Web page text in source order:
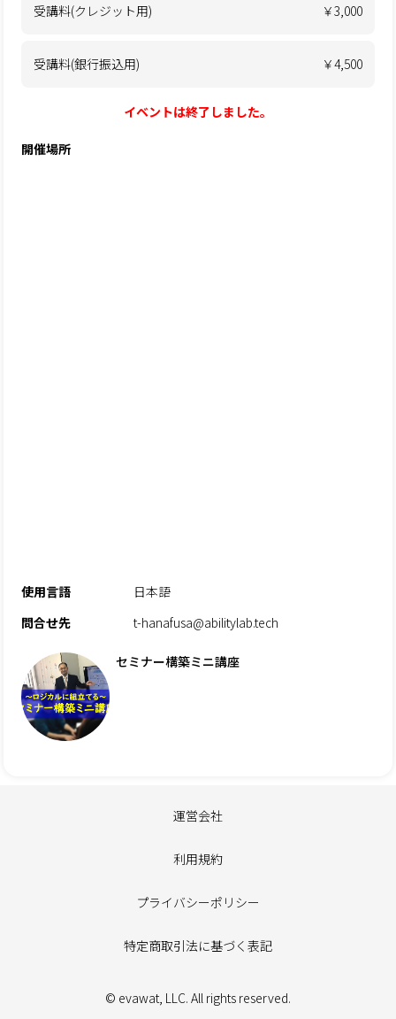
受講料(クレジット用) ￥3,000
受講料(銀行振込用) ￥4,500
イベントは終了しました。
開催場所
使用言語
日本語
問合せ先
t-hanafusa@abilitylab.tech
セミナー構築ミニ講座
運営会社
利用規約
プライバシーポリシー
特定商取引法に基づく表記
© evawat, LLC. All rights reserved.